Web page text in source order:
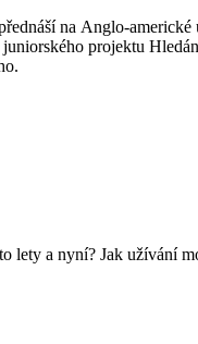
na Anglo-
projektu
lety a nyní? Jak užívání